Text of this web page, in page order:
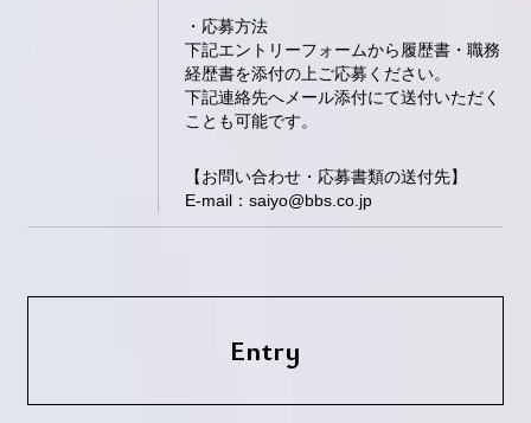
・応募方法
下記エントリーフォームから履歴書・職務
経歴書を添付の上ご応募ください。
下記連絡先へメール添付にて送付いただく
ことも可能です。
【お問い合わせ・応募書類の送付先】
E-mail： saiyo@bbs.co.jp
Entry